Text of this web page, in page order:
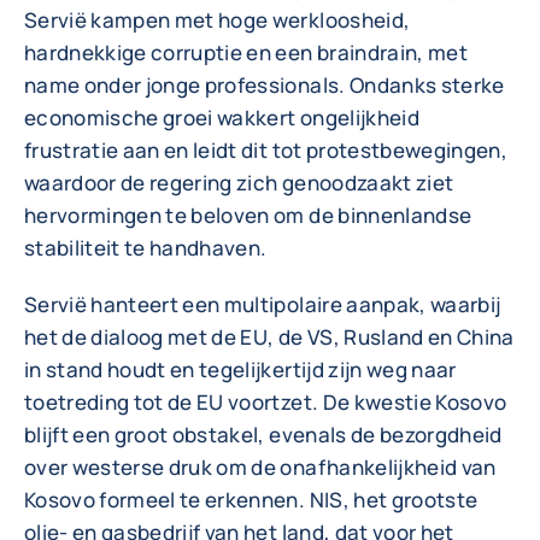
Servië kampen met hoge werkloosheid,
hardnekkige corruptie en een braindrain, met
name onder jonge professionals. Ondanks sterke
economische groei wakkert ongelijkheid
frustratie aan en leidt dit tot protestbewegingen,
waardoor de regering zich genoodzaakt ziet
hervormingen te beloven om de binnenlandse
stabiliteit te handhaven.
Servië hanteert een multipolaire aanpak, waarbij
het de dialoog met de EU, de VS, Rusland en China
in stand houdt en tegelijkertijd zijn weg naar
toetreding tot de EU voortzet. De kwestie Kosovo
blijft een groot obstakel, evenals de bezorgdheid
over westerse druk om de onafhankelijkheid van
Kosovo formeel te erkennen. NIS, het grootste
olie- en gasbedrijf van het land, dat voor het